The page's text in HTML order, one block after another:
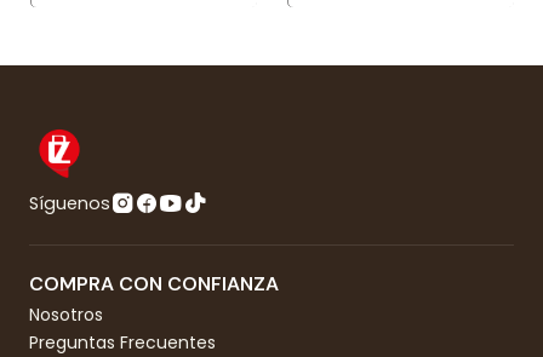
Síguenos
COMPRA CON CONFIANZA
Nosotros
Preguntas Frecuentes